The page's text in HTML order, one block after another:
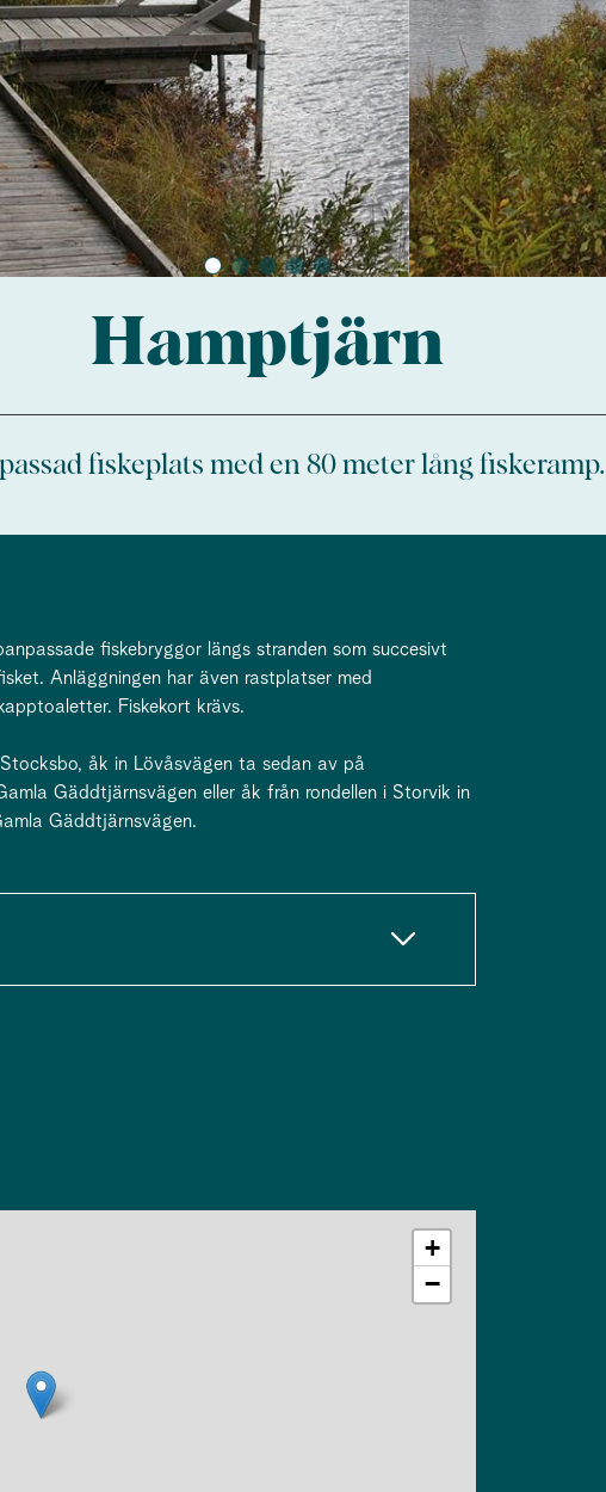
Hamptjärn
fiskeplats med en 80 meter lång fiskeramp.
fiskebryggor längs stranden som succesivt
Anläggningen har även rastplatser med
Fiskekort krävs.
åk in Lövåsvägen ta sedan av på
Gäddtjärnsvägen eller åk från rondellen i Storvik in
Gäddtjärnsvägen.
+
−